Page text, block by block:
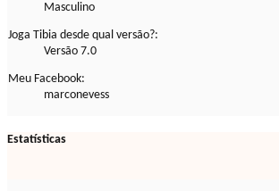
Masculino
Joga Tibia desde qual versão?:
Versão 7.0
Meu Facebook:
marconevess
Estatísticas